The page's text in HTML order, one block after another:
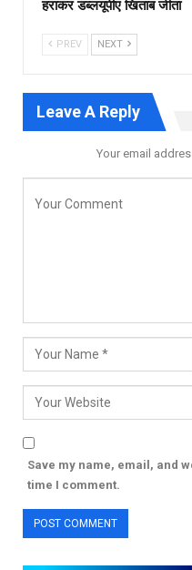
हराकर डब्लयूपीए खिताब जीता
PREV NEXT
Leave A Reply
Your email
Save my name, email, and
time I comment.